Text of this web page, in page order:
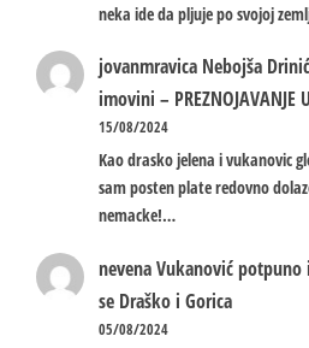
neka ide da pljuje po svojoj
jovanmravica Nebojša
imovini – PREZNOJAVANJE
15/08/2024
Kao drasko jelena i vukanovic
sam posten plate redovno
nemacke!…
nevenaVukanović
se Draško i Gorica
05/08/2024